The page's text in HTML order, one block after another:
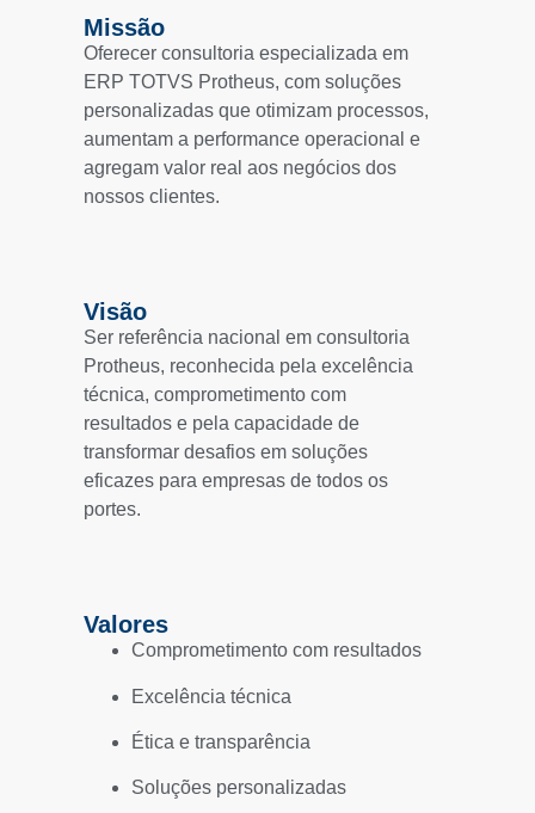
Missão
Oferecer consultoria especializada em
ERP TOTVS Protheus, com soluções
personalizadas que otimizam processos,
aumentam a performance operacional e
agregam valor real aos negócios dos
nossos clientes.
Visão
Ser referência nacional em consultoria
Protheus, reconhecida pela excelência
técnica, comprometimento com
resultados e pela capacidade de
transformar desafios em soluções
eficazes para empresas de todos os
portes.
Valores
Comprometimento com resultados
Excelência técnica
Ética e transparência
Soluções personalizadas